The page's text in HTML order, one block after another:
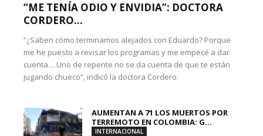
“ME TENÍA ODIO Y ENVIDIA”: DOCTORA
CORDERO...
“¿Saben cómo terminamos alejados con Eduardo? Porque
me he puesto a revisar los programas y me empecé a dar
cuenta… Uno de repente no se da cuenta de que te están
jugando chueco”, indicó la doctora Cordero.
AUMENTAN A 71 LOS MUERTOS POR
TERREMOTO EN COLOMBIA: G...
INTERNACIONAL